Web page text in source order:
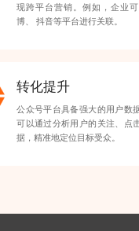
现跨平台营销。例如，企业
博、 抖音等平台进行关联。
转化提升
公众号平台具备强大的用户数
可以通过分析用户的关注、点
据，精准地定位目标受众。